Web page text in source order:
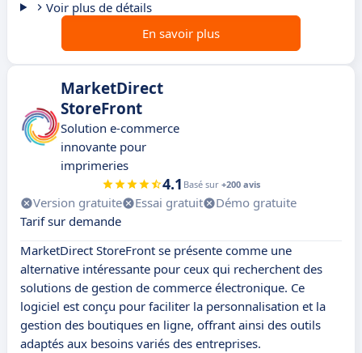
Voir plus de détails
En savoir plus
MarketDirect
StoreFront
Solution e-commerce
innovante pour
imprimeries
4.1 Basé sur +200 avis
Version gratuite Essai gratuit
Démo gratuite
Tarif sur demande
MarketDirect StoreFront se présente comme une
alternative intéressante pour ceux qui recherchent des
solutions de gestion de commerce électronique. Ce
logiciel est conçu pour faciliter la personnalisation et la
gestion des boutiques en ligne, offrant ainsi des outils
adaptés aux besoins variés des entreprises.